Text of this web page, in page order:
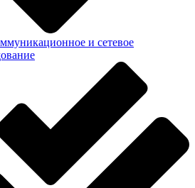
и сетевое